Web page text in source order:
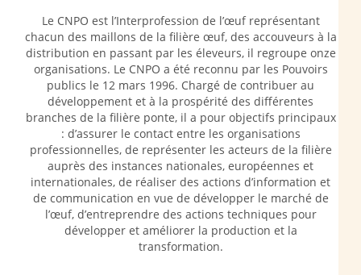
Le CNPO est l’Interprofession de l’œuf représentant
chacun des maillons de la filière œuf, des accouveurs à la
distribution en passant par les éleveurs, il regroupe onze
organisations. Le CNPO a été reconnu par les Pouvoirs
publics le 12 mars 1996. Chargé de contribuer au
développement et à la prospérité des différentes
branches de la filière ponte, il a pour objectifs principaux
: d’assurer le contact entre les organisations
professionnelles, de représenter les acteurs de la filière
auprès des instances nationales, européennes et
internationales, de réaliser des actions d’information et
de communication en vue de développer le marché de
l’œuf, d’entreprendre des actions techniques pour
développer et améliorer la production et la
transformation.